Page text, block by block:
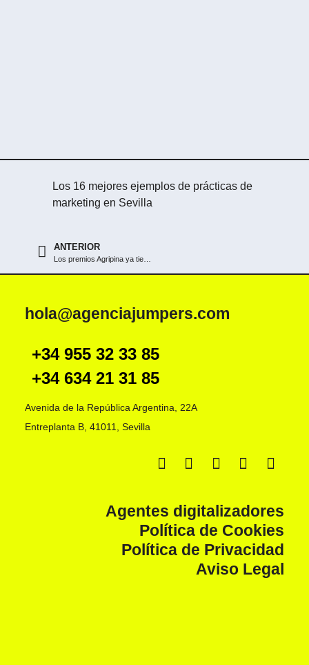
Los 16 mejores ejemplos de prácticas de
marketing en Sevilla
ANTERIOR
Los premios Agripina ya tienen ganadores
hola@agenciajumpers.com
+34 955 32 33 85
+34 634 21 31 85
Avenida de la República Argentina, 22A
Entreplanta B, 41011, Sevilla
Agentes digitalizadores
Política de Cookies
Política de Privacidad
Aviso Legal